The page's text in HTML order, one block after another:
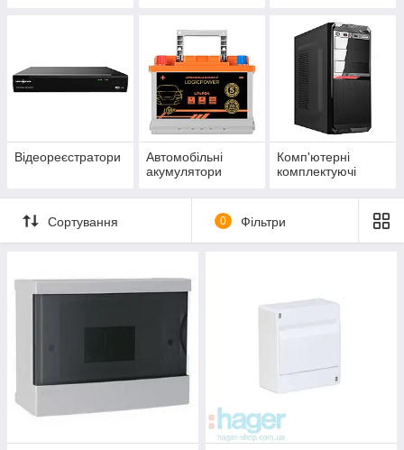
Відеореєстратори
Автомобільні
акумулятори
Комп'ютерні
комплектуючі
Сортування 0 Фільтри